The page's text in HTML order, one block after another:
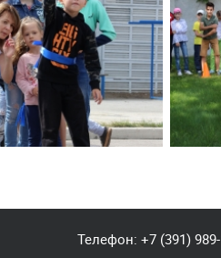
Телефон: +7 (391)